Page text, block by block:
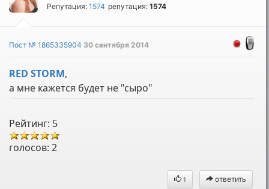
Репутация:1574 репутация:1574
Пост № 1865335904 30 сентября 2014
RED STORM,
а мне кажется будет не "сыро"
Рейтинг: 5
голосов:2
1 ответить